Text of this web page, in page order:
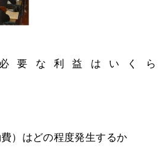
要な利益はいくら
）はどの程度発生するか